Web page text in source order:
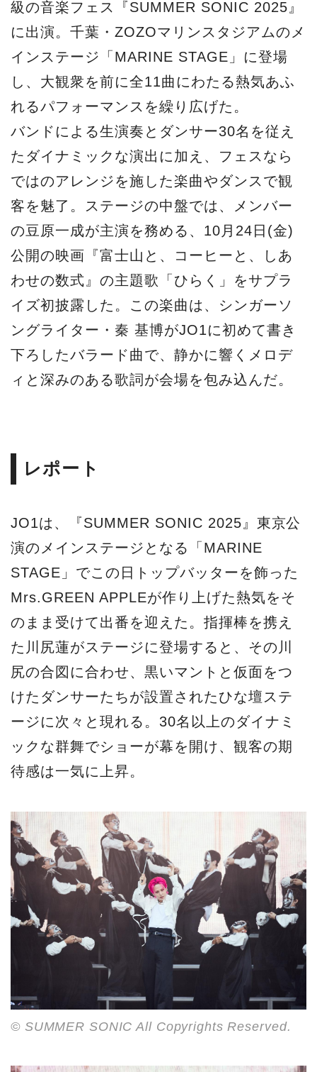
級の音楽フェス『SUMMER SONIC 2025』
に出演。千葉・ZOZOマリンスタジアムのメ
インステージ「MARINE STAGE」に登場
し、大観衆を前に全11曲にわたる熱気あふ
れるパフォーマンスを繰り広げた。
バンドによる生演奏とダンサー30名を従え
たダイナミックな演出に加え、フェスなら
ではのアレンジを施した楽曲やダンスで観
客を魅了。ステージの中盤では、メンバー
の豆原一成が主演を務める、10月24日(金)
公開の映画『富士山と、コーヒーと、しあ
わせの数式』の主題歌「ひらく」をサプラ
イズ初披露した。この楽曲は、シンガーソ
ングライター・秦 基博がJO1に初めて書き
下ろしたバラード曲で、静かに響くメロデ
ィと深みのある歌詞が会場を包み込んだ。
レポート
JO1は、『SUMMER SONIC 2025』東京公
演のメインステージとなる「MARINE
STAGE」でこの日トップバッターを飾った
Mrs.GREEN APPLEが作り上げた熱気をそ
のまま受けて出番を迎えた。指揮棒を携え
た川尻蓮がステージに登場すると、その川
尻の合図に合わせ、黒いマントと仮面をつ
けたダンサーたちが設置されたひな壇ステ
ージに次々と現れる。30名以上のダイナミ
ックな群舞でショーが幕を開け、観客の期
待感は一気に上昇。
© SUMMER SONIC All Copyrights Reserved.